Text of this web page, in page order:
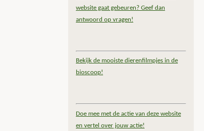
website gaat gebeuren? Geef dan
antwoord op vragen!
Bekijk de mooiste dierenfilmpjes in de
bioscoop!
Doe mee met de actie van deze website
en vertel over jouw actie!